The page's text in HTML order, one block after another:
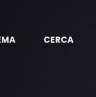
CERCA